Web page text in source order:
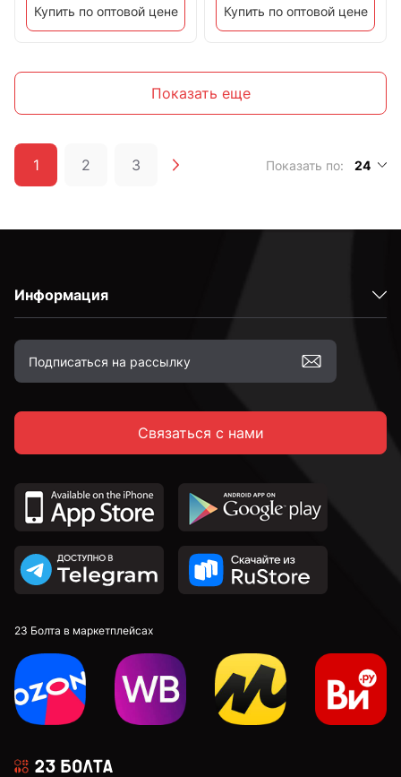
Купить по оптовой цене Купить по оптовой цене
Показать еще
1 2 3 Показать по: 24
Информация
Связаться с нами
23 Болта в маркетплейсах